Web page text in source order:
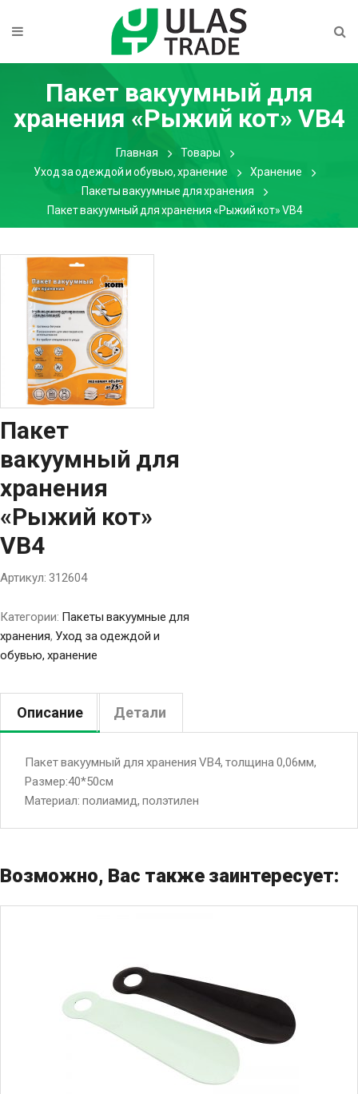
Пакет вакуумный для
хранения «Рыжий кот» VB4
Главная
Товары
Уход за одеждой и обувью, хранение
Хранение
Пакеты вакуумные для хранения
Пакет вакуумный для хранения «Рыжий кот» VB4
Пакет
вакуумный для
хранения
«Рыжий кот»
VB4
Артикул: 312604
Категории: Пакеты вакуумные для
хранения, Уход за одеждой и
обувью, хранение
Описание Детали
Пакет вакуумный для хранения VB4, толщина 0,06мм,
Размер:40*50см
Материал: полиамид, полэтилен
Возможно, Вас также заинтересует: